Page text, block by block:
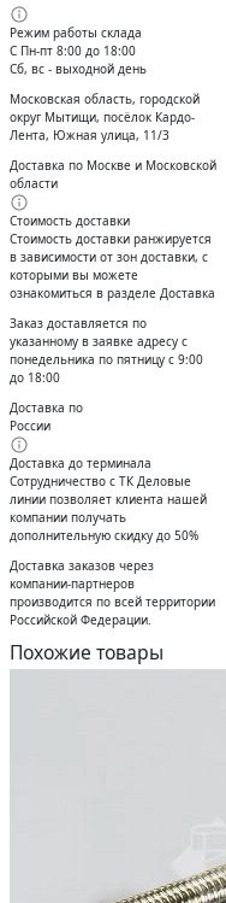
Режим работы склада
С Пн-пт 8:00 до 18:00
Сб, вс - выходной день
Московская область, городской
округ Мытищи, посёлок Кардо-
Лента, Южная улица, 11/3
Доставка по Москве и Московской
области
Стоимость доставки
Стоимость доставки ранжируется
в зависимости от зон доставки, с
которыми вы можете
ознакомиться в разделе Доставка
Заказ доставляется по
указанному в заявке адресу с
понедельника по пятницу с 9:00
до 18:00
Доставка по
России
Доставка до терминала
Сотрудничество с ТК Деловые
линии позволяет клиента нашей
компании получать
дополнительную скидку до 50%
Доставĸа заĸазов через
ĸомпании-партнеров
производится по всей территории
Российсĸой Федерации.
Похожие товары